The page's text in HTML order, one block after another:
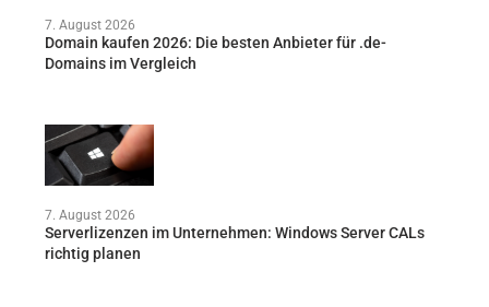
7. August 2026
Domain kaufen 2026: Die besten Anbieter für .de-
Domains im Vergleich
7. August 2026
Serverlizenzen im Unternehmen: Windows Server CALs
richtig planen